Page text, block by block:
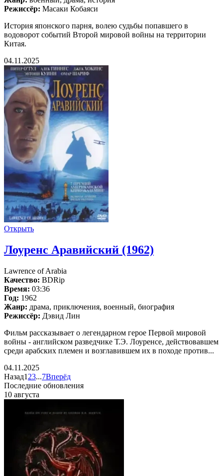
Режиссёр: Масаки Кобаяси
История японского парня, волею судьбы попавшего в
водоворот событий Второй мировой войны на территории
Китая.
04.11.2025
Открыть
Лоуренс Аравийский (1962)
Lawrence of Arabia
Качество: BDRip
Время: 03:36
Год: 1962
Жанр: драма, приключения, военный, биография
Режиссёр: Дэвид Лин
Фильм рассказывает о легендарном герое Первой мировой
войны - английском разведчике Т.Э. Лоуренсе, действовавшем
среди арабских племен и возглавившем их в походе против...
04.11.2025
Назад1 23...7Вперёд
Последние обновления
10 августа